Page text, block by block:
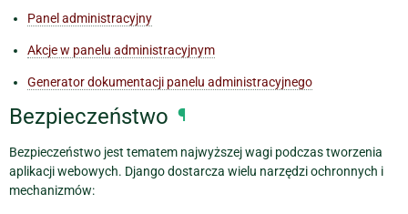
Panel administracyjny
Akcje w panelu administracyjnym
Generator dokumentacji panelu administracyjnego
Bezpieczeństwo ¶
Bezpieczeństwo jest tematem najwyższej wagi podczas tworzenia
aplikacji webowych. Django dostarcza wielu narzędzi ochronnych i
mechanizmów: